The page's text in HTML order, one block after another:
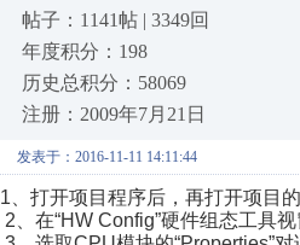
帖子：1141帖 | 3349回
年度积分：198
历史总积分：58069
注册：2009年7月21日
发表于：2016-11-11 14:11:44
1、打开项目程序后，再打开项目
2、在“HW Config”硬件组态工具